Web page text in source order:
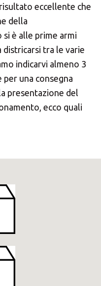
eccellente che
della
è alle prime armi
districarsi tra le varie
indicarvi almeno 3
una consegna
presentazione del
ecco quali